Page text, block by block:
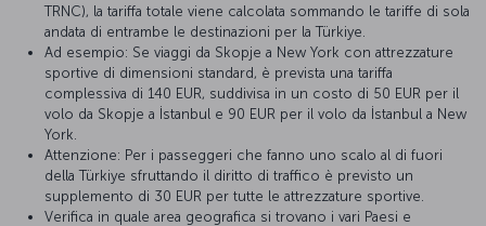
TRNC), la tariffa totale viene calcolata sommando le tariffe di sola
andata di entrambe le destinazioni per la Türkiye.
Ad esempio: Se viaggi da Skopje a New York con attrezzature
sportive di dimensioni standard, è prevista una tariffa
complessiva di 140 EUR, suddivisa in un costo di 50 EUR per il
volo da Skopje a İstanbul e 90 EUR per il volo da İstanbul a New
York.
Attenzione: Per i passeggeri che fanno uno scalo al di fuori
della Türkiye sfruttando il diritto di traffico è previsto un
supplemento di 30 EUR per tutte le attrezzature sportive.
Verifica in quale area geografica si trovano i vari Paesi e